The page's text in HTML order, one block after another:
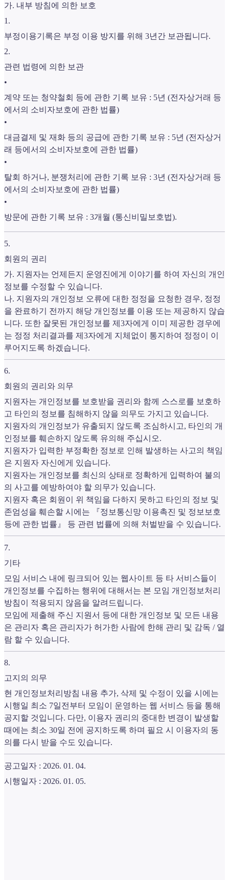
가. 내부 방침에 의한 보호
1 .
부정이용기록은 부정 이용 방지를 위해 3년간 보관됩니다.
2.
관련 법령에 의한 보관
•
계약 또는 청약철회 등에 관한 기록 보유 : 5년 (전자상거래 등
에서의 소비자보호에 관한 법률)
•
대금결제 및 재화 등의 공급에 관한 기록 보유 : 5년 (전자상거
래 등에서의 소비자보호에 관한 법률)
•
탈회 하거나, 분쟁처리에 관한 기록 보유 : 3년 (전자상거래 등
에서의 소비자보호에 관한 법률)
•
방문에 관한 기록 보유 : 3개월 (통신비밀보호법).
5.
회원의 권리
가. 지원자는 언제든지 운영진에게 이야기를 하여 자신의 개인
정보를 수정할 수 있습니다.
나. 지원자의 개인정보 오류에 대한 정정을 요청한 경우, 정정
을 완료하기 전까지 해당 개인정보를 이용 또는 제공하지 않습
니다. 또한 잘못된 개인정보를 제3자에게 이미 제공한 경우에
는 정정 처리결과를 제3자에게 지체없이 통지하여 정정이 이
루어지도록 하겠습니다.
6.
회원의 권리와 의무
지원자는 개인정보를 보호받을 권리와 함께 스스로를 보호하
고 타인의 정보를 침해하지 않을 의무도 가지고 있습니다.
지원자의 개인정보가 유출되지 않도록 조심하시고, 타인의 개
인정보를 훼손하지 않도록 유의해 주십시오.
지원자가 입력한 부정확한 정보로 인해 발생하는 사고의 책임
은 지원자 자신에게 있습니다.
지원자는 개인정보를 최신의 상태로 정확하게 입력하여 불의
의 사고를 예방하여야 할 의무가 있습니다.
지원자 혹은 회원이 위 책임을 다하지 못하고 타인의 정보 및
존엄성을 훼손할 시에는 『정보통신망 이용촉진 및 정보보호
등에 관한 법률』 등 관련 법률에 의해 처벌받을 수 있습니다.
7.
기타
모임 서비스 내에 링크되어 있는 웹사이트 등 타 서비스들이
개인정보를 수집하는 행위에 대해서는 본 모임 개인정보처리
방침이 적용되지 않음을 알려드립니다.
모임에 제출해 주신 지원서 등에 대한 개인정보 및 모든 내용
은 관리자 혹은 관리자가 허가한 사람에 한해 관리 및 감독 / 열
람 할 수 있습니다.
8.
고지의 의무
현 개인정보처리방침 내용 추가, 삭제 및 수정이 있을 시에는
시행일 최소 7일전부터 모임이 운영하는 웹 서비스 등을 통해
공지할 것입니다. 다만, 이용자 권리의 중대한 변경이 발생할
때에는 최소 30일 전에 공지하도록 하며 필요 시 이용자의 동
의를 다시 받을 수도 있습니다.
공고일자 : 2026. 01. 04.
시행일자 : 2026. 01. 05.